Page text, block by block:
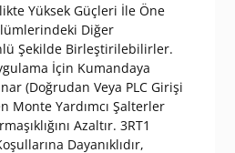
Yüksek Güçleri İle Öne
Diğer
Şekilde Birleştirilebilirler.
İçin Kumandaya
(Doğrudan Veya PLC Girişi
Monte Yardımcı Şalterler
Azaltır. 3RT1
Dayanıklıdır,